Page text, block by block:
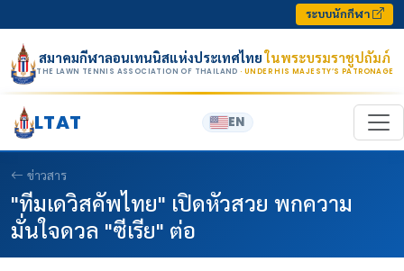
ระบบนักกีฬา
สมาคมกีฬาลอนเทนนิสแห่งประเทศไทยในพระบรมราชูปถัมภ์
THE LAWN TENNIS ASSOCIATION OF THAILAND · UNDER HIS MAJESTY’S PATRONAGE
LTAT EN
ข่าวสาร
"ทีมเดวิสคัพไทย" เปิดหัวสวย พกความ
มั่นใจดวล "ซีเรีย" ต่อ